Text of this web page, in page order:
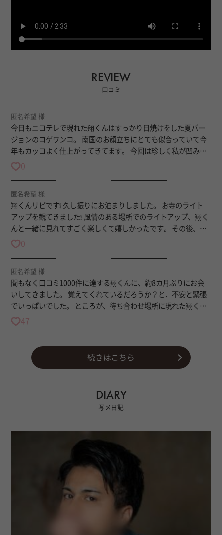
REVIEW
口コミ
匿名希望 様
今日もニコテレで現れた翔くんはすっかり日焼けをした夏バー
ジョンのコゲワンコ。 南国のお顔立ちにとても似合っていて今
年もカッコよく仕上がってきてます。 今回は珍しく私が凹み
モードだったんですが、すぐにそれに勘付いてしっかりハグし
て誠実に向き合ってくれる翔くん。何があっても感謝を忘れず
に精一杯の優しさをくれるから安心出来ます。ちょっと不器用
で照れ屋さんだけど、そこも可愛いところ。 何より口だけでは
なく行動で示してくれる所が本当の誠実さだなって改めて実感
しました。 今回もお楽しみの開封の儀も出来てワクワクお尻尾
りがとう✨ これからもいっぱい楽しませてね。
0
匿名希望 様
翔くんリピです❕️ 久し振りにお泊まりしました。 お寺のライト
アップを観てきました❕️ 風情のある場所でのライトアップ、翔く
んと一緒に見れてすごく楽しくて嬉しかったです。 その後、ご
飯を食べに行きました。 初めて、翔くんがお酒を飲んで顔が赤
フロ パウダー 性感 ゆっくり丁寧にしてもらって凄く気持
ち良かったです❕️ また、よろしくお願いします❕️
0
匿名希望 様
間もなく口コミ1000件に達する翔くんに、約8カ月ぶりにお会
いしてきました。 覚えてくれているだろうか？と、不安と緊張
でいっぱいでした。 ところが、待ち合わせ場所に現れた翔くん
は満面の笑顔で「俺のことを覚えていてくれてありがとう」と
いてくれて驚きでした。 久しぶりなので、お風呂に行くのさえ
恥ずかしがる私に「さ、四股でも踏もーっと！」と、可愛いお
や確認をしてくれ、ちゃんと解放に導いてくれたのはさすが翔
そしてぐっすりと眠って。 翌朝はお肌がツルツルもちもちで、
ビックリ！でした。 安心感と包容力と技術の高さに加え、会話
力もピカピカピカイチ！ 迷っておられる方は、その時間もった
いないですヨ。 自信を持ってお勧めできる優しいセラピストさ
47
続きはこちら
DIARY
写メ日記